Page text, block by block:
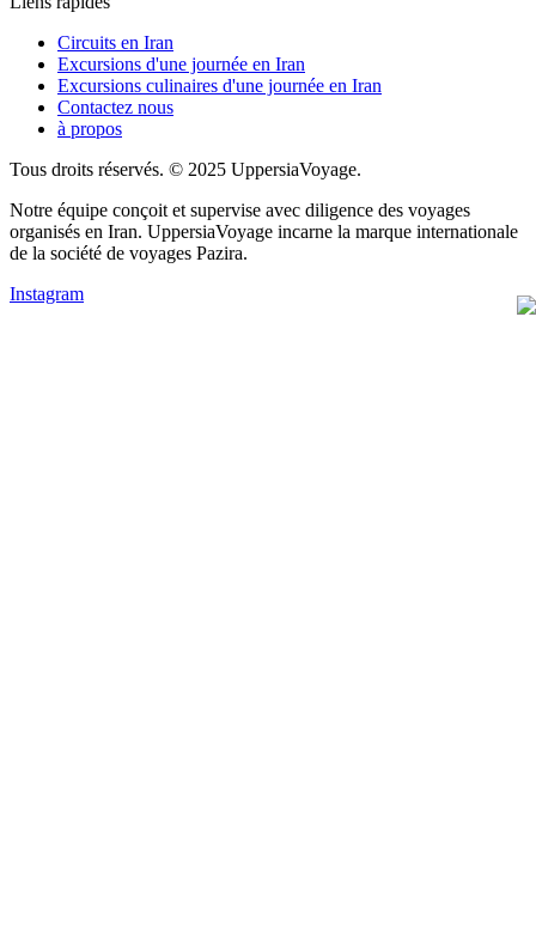
Circuits en Iran
Excursions d'une journée en Iran
Excursions culinaires d'une journée en Iran
Contactez nous
à propos
Tous droits réservés. © 2025 UppersiaVoyage.
Notre équipe conçoit et supervise avec diligence des voyages
organisés en Iran. UppersiaVoyage incarne la marque internationale
de la société de voyages Pazira.
Instagram